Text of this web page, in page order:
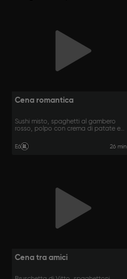
Cena romantica
Sushi misto, spaghetti al gambero
rosso, polpo con crema di patate e
E6 26 min
Cena tra amici